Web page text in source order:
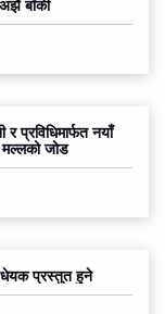
बाँकी
र प्रविधिमार्फत नयाँ
मल्लको जोड
प्रस्तुत हुने